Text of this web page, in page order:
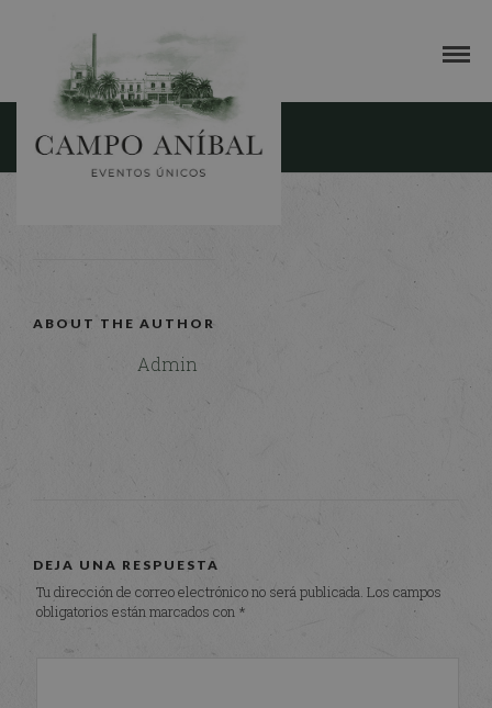
la-torre-galeria-5
23 MAYO, 2016
ABOUT THE AUTHOR
Admin
DEJA UNA RESPUESTA
Tu dirección de correo electrónico no será publicada. Los campos
obligatorios están marcados con *